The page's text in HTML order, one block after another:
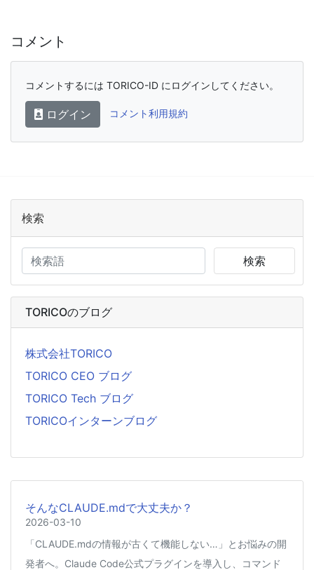
コメント
コメントするには TORICO-ID にログインしてください。
ログイン コメント利用規約
検索
検索
TORICOのブログ
株式会社TORICO
TORICO CEO ブログ
TORICO Tech ブログ
TORICOインターンブログ
そんなCLAUDE.mdで大丈夫か？
2026-03-10
「CLAUDE.mdの情報が古くて機能しない…」とお悩みの開
発者へ。Claude Code公式プラグインを導入し、コマンド